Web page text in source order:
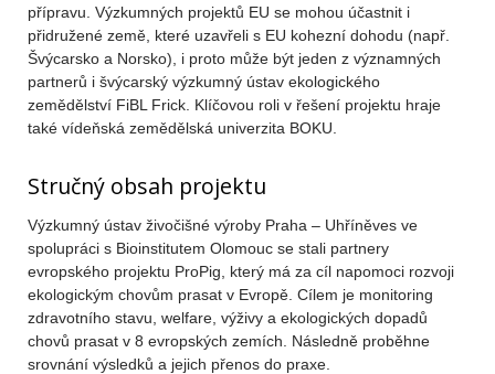
přípravu. Výzkumných projektů EU se mohou účastnit i
přidružené země, které uzavřeli s EU kohezní dohodu (např.
Švýcarsko a Norsko), i proto může být jeden z významných
partnerů i švýcarský výzkumný ústav ekologického
zemědělství FiBL Frick. Klíčovou roli v řešení projektu hraje
také vídeňská zemědělská univerzita BOKU.
Stručný obsah projektu
Výzkumný ústav živočišné výroby Praha – Uhříněves ve
spolupráci s Bioinstitutem Olomouc se stali partnery
evropského projektu ProPig, který má za cíl napomoci rozvoji
ekologickým chovům prasat v Evropě. Cílem je monitoring
zdravotního stavu, welfare, výživy a ekologických dopadů
chovů prasat v 8 evropských zemích. Následně proběhne
srovnání výsledků a jejich přenos do praxe.